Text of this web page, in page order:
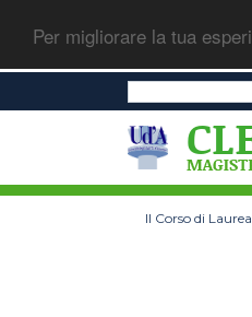
Per migliorare la tua
Il Corso di Laurea